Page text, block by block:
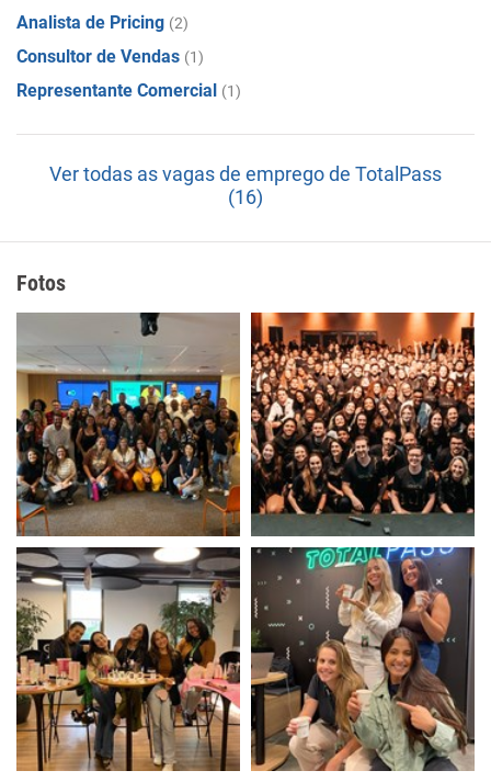
Analista de Pricing (2)
Consultor de Vendas (1)
Representante Comercial (1)
Ver todas as vagas de emprego de TotalPass
(16)
Fotos